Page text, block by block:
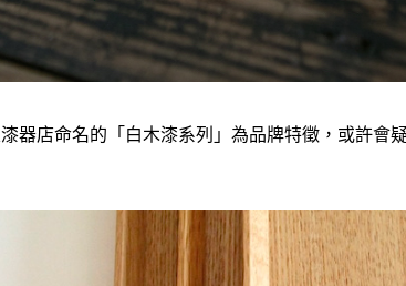
器店命名的「白木漆系列」為品牌特徵，或許會